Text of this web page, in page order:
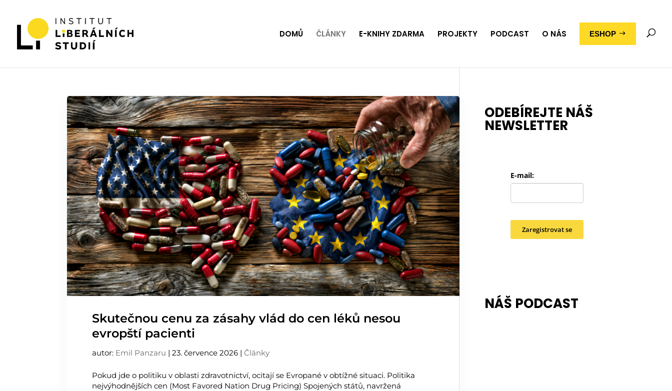
DOMŮ ČLÁNKY E-KNIHY ZDARMA PROJEKTY PODCAST O NÁS ESHOP
Skutečnou cenu za zásahy vlád do cen léků nesou
evropští pacienti
autor: Emil Panzaru |23. července 2026 |Články
Pokud jde o politiku v oblasti zdravotnictví, ocitají se Evropané v obtížné situaci. Politika
nejvýhodnějších cen (Most Favored Nation Drug Pricing) Spojených států, navržená
ODEBÍREJTE NÁŠ
NEWSLETTER
E-mail:
Zaregistrovat se
NÁŠ PODCAST